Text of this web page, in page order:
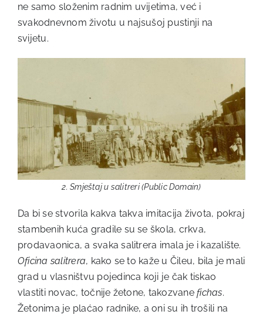
ne samo složenim radnim uvijetima, već i
svakodnevnom životu u najsušoj pustinji na
svijetu.
2. Smještaj u salitreri (Public Domain)
Da bi se stvorila kakva takva imitacija života, pokraj
stambenih kuća gradile su se škola, crkva,
prodavaonica, a svaka salitrera imala je i kazalište.
Oficina salitrera, kako se to kaže u Čileu, bila je mali
grad u vlasništvu pojedinca koji je čak tiskao
vlastiti novac, točnije žetone, takozvanefichas.
Žetonima je plaćao radnike, a oni su ih trošili na